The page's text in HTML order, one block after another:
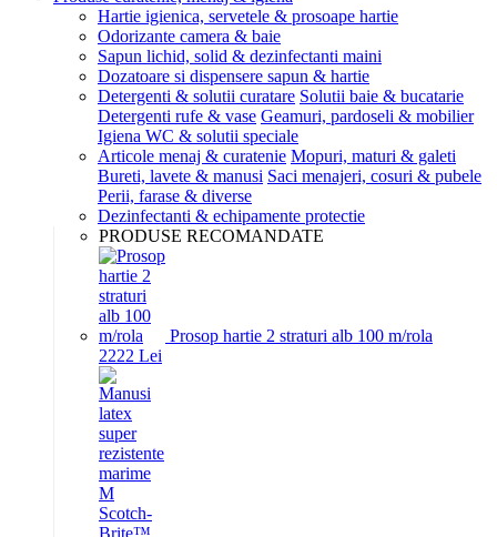
Hartie igienica, servetele & prosoape hartie
Odorizante camera & baie
Sapun lichid, solid & dezinfectanti maini
Dozatoare si dispensere sapun & hartie
Detergenti & solutii curatare Solutii baie & bucatarie
Detergenti rufe & vase Geamuri, pardoseli & mobilier
Igiena WC & solutii speciale
Articole menaj & curatenie Mopuri, maturi & galeti
Bureti, lavete & manusi Saci menajeri, cosuri & pubele
Perii, farase & diverse
Dezinfectanti & echipamente protectie
PRODUSE RECOMANDATE
Prosop hartie 2 straturi alb 100 m/rola
2222 Lei